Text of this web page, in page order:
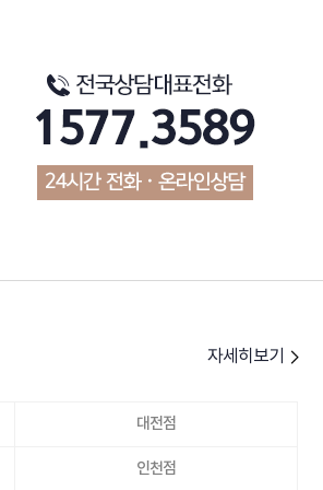
자세히보기
대전점
인천점